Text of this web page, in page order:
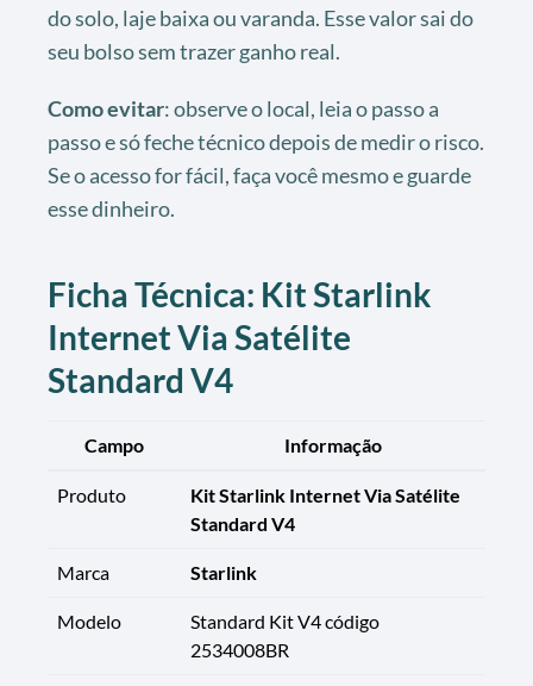
do solo, laje baixa ou varanda. Esse valor sai do
seu bolso sem trazer ganho real.
Como evitar: observe o local, leia o passo a
passo e só feche técnico depois de medir o risco.
Se o acesso for fácil, faça você mesmo e guarde
esse dinheiro.
Ficha Técnica: Kit Starlink
Internet Via Satélite
Standard V4
Campo Informação
Produto
Kit Starlink Internet Via Satélite
Standard V4
Marca Starlink
Modelo
Standard Kit V4 código
2534008BR